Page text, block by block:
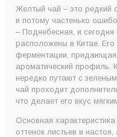
Формирование
Томление
Сушка
Финальная обработка
Как выбрать желтый
Правила заваривания
Температура воды
Желтый чай – это редкий
и потому частенько
– Поднебесная, и
расположены в Китае. Его
ферментации, придающая
ароматический профиль.
нередко путают с
чай проходит
что делает его вкус
Основная
оттенок листьев и